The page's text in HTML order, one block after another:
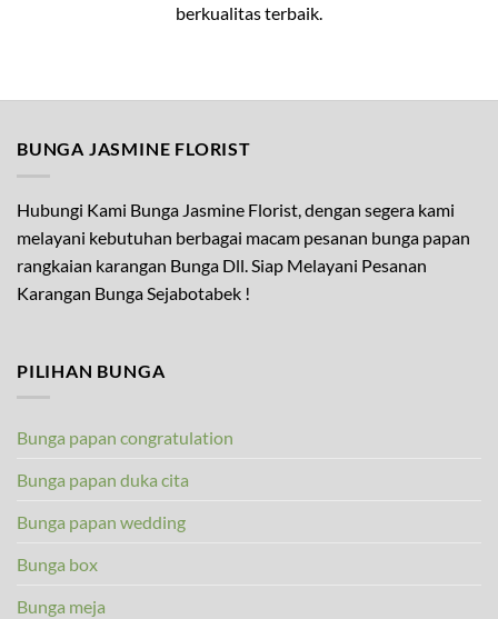
berkualitas terbaik.
BUNGA JASMINE FLORIST
Hubungi Kami Bunga Jasmine Florist, dengan segera kami
melayani kebutuhan berbagai macam pesanan bunga papan
rangkaian karangan Bunga Dll. Siap Melayani Pesanan
Karangan Bunga Sejabotabek !
PILIHAN BUNGA
Bunga papan congratulation
Bunga papan duka cita
Bunga papan wedding
Bunga box
Bunga meja